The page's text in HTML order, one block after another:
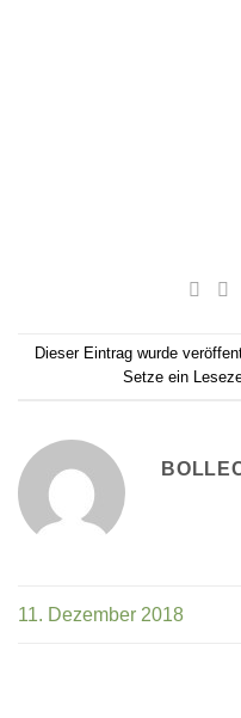
Dieser Eintrag wurde
Setze ein
11. Dezember 2018